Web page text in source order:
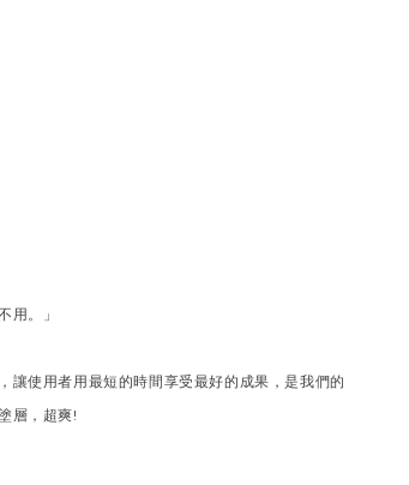
用。」
讓使用者用最短的時間享受最好的成果，是我們的
層，超爽!